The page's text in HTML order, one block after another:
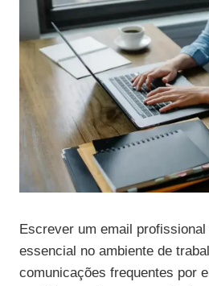
Escrever um email
essencial no ambiente de
comunicações frequentes por